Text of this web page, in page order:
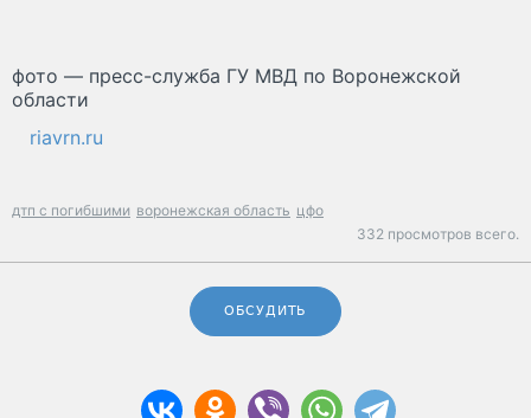
фото — пресс-служба ГУ МВД по Воронежской
области
riavrn.ru
дтп с погибшими воронежская область цфо
332 просмотров всего.
ОБСУДИТЬ